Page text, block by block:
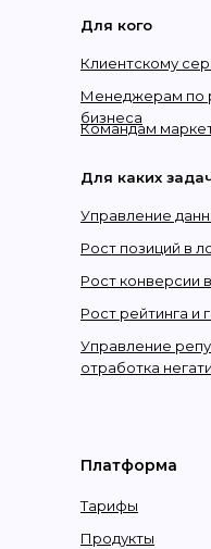
Для кого
Клиентскому
Командам
Менеджерам по
бизнеса
Для каких
Управление
Управление
отработка
Рост позиций в
Рост конверсии
Рост рейтинга и
Платформа
Продукты
Тарифы